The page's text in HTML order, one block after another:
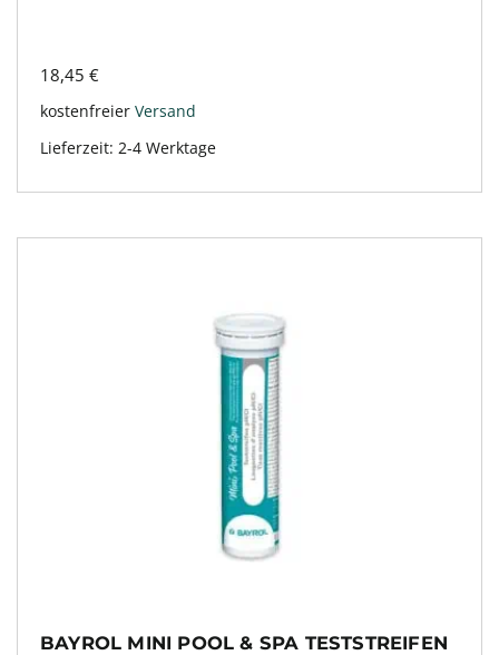
18,45 €
kostenfreier Versand
Lieferzeit: 2-4 Werktage
BAYROL MINI POOL & SPA TESTSTREIFEN